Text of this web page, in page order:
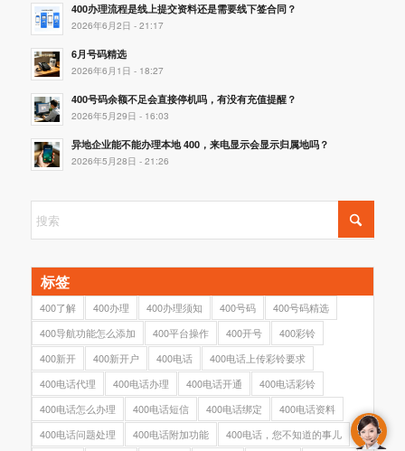
400办理流程是线上提交资料还是需要线下签合同？
2026年6月2日 - 21:17
6月号码精选
2026年6月1日 - 18:27
400号码余额不足会直接停机吗，有没有充值提醒？
2026年5月29日 - 16:03
异地企业能不能办理本地 400，来电显示会显示归属地吗？
2026年5月28日 - 21:26
标签
400了解 400办理 400办理须知 400号码
400号码精选
400导航功能怎么添加
400平台操作 400开号
400彩铃
400新开
400新开户 400电话
400电话上传彩铃要求
400电话代理
400电话办理 400电话开通
400电话彩铃
400电话怎么办理
400电话短信 400电话绑定
400电话资料
400电话问题处理
400电话附加功能
400电话，您不知道的事儿